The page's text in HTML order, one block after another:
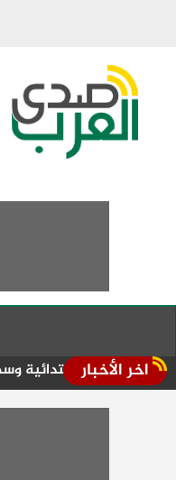
اخر الأخبار
للابتدائية وسط انضباط